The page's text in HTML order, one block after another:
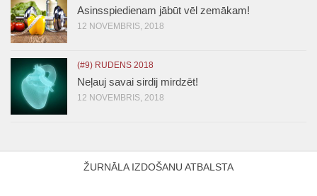
Asinsspiedienam jābūt vēl zemākam!
12 NOVEMBRIS, 2018
(#9) RUDENS 2018
Neļauj savai sirdij mirdzēt!
12 NOVEMBRIS, 2018
ŽURNĀLA IZDOŠANU ATBALSTA